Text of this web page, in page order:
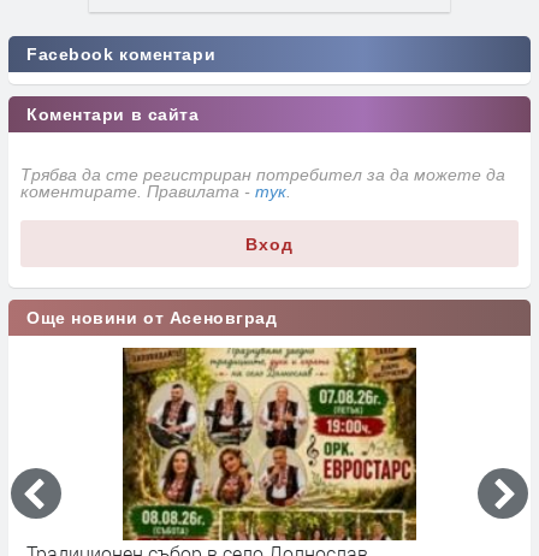
Facebook коментари
Коментари в сайта
Трябва да сте регистриран потребител за да можете да
коментирате. Правилата - тук
Вход
Още новини от Асеновград